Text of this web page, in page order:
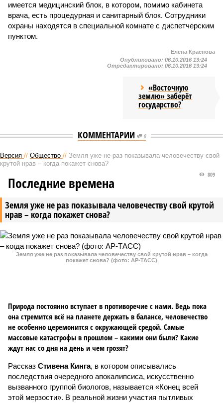
имеется медицинский блок, в котором, помимо кабинета
врача, есть процедурная и санитарный блок. Сотрудники
охраны находятся в специальной комнате с диспетчерским
пунктом.
Елена Краснова
Опубликовано: 06.10.2016 13:24
Отредактировано: 06.10.2016 13:24
«Восточную
землю» заберёт
государство?
КОММЕНТАРИИ 0
Версия // Общество // Земля уже не раз показывала человечеству свой
крутой нрав – когда покажет снова?
Земля уже не раз показывала человечеству свой крутой
нрав – когда покажет снова?
809
Последние времена
Земля уже не раз показывала человечеству свой крутой нрав – когда
покажет снова? (фото: АР-ТАСС)
Природа постоянно вступает в противоречие с нами. Ведь пока
она стремится всё на планете держать в балансе, человечество
не особенно церемонится с окружающей средой. Самые
массовые катастрофы в прошлом – какими они были? Какие
ждут нас со дня на день и чем грозят?
Рассказ Стивена Кинга, в котором описывались
последствия очередного апокалипсиса, искусственно
вызванного группой биологов, называется «Конец всей
этой мерзости». В реальной жизни участия пытливых